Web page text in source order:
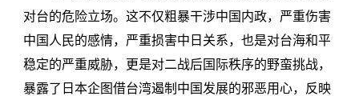
对台的危险立场。这不仅粗暴干涉中国内政，严重伤害
中国人民的感情，严重损害中日关系，也是对台海和平
稳定的严重威胁，更是对二战后国际秩序的野蛮挑战，
暴露了日本企图借台湾遏制中国发展的邪恶用心，反映